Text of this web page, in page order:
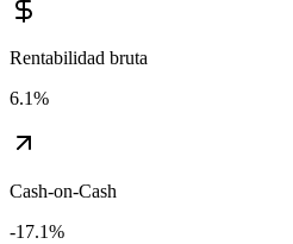
Rentabilidad bruta
6.1%
Cash-on-Cash
-17.1%